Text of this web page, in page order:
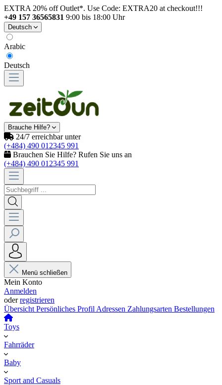
EXTRA 20% off Outlet*. Use Code: EXTRA20 at checkout!!!
+49 157 36565831 9:00 bis 18:00 Uhr
Deutsch
Arabic
Deutsch
Brauche Hilfe?
24/7 erreichbar unter
(+484) 490 012345 991
Brauchen Sie Hilfe? Rufen Sie uns an
(+484) 490 012345 991
Menü schließen
Mein Konto
Anmelden
oderregistrieren
Übersicht Persönliches Profil Adressen Zahlungsarten Bestellungen
Toys
Fahrräder
Baby
Sport and Casuals